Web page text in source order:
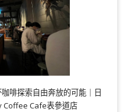
啡探索自由奔放的可能｜日
Coffee Cafe表參道店